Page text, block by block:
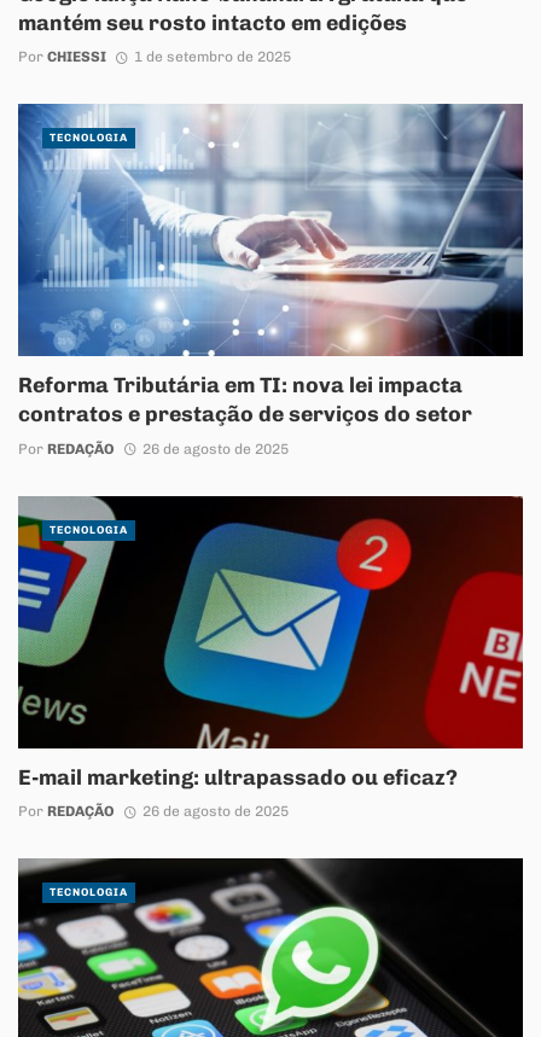
mantém seu rosto intacto em edições
Por CHIESSI 1 de setembro de 2025
Reforma Tributária em TI: nova lei impacta
contratos e prestação de serviços do setor
Por REDAÇÃO 26 de agosto de 2025
TECNOLOGIA
E-mail marketing: ultrapassado ou eficaz?
Por REDAÇÃO 26 de agosto de 2025
TECNOLOGIA
TECNOLOGIA